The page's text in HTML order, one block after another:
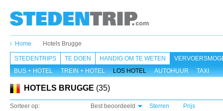
Home Hotels Brugge
STEDENTRIPS TE DOEN HANDIG OM TE WETEN
BUS + HOTEL
TREIN + HOTEL LOS HOTEL AUTOHUUR TAXI
HOTELS BRUGGE (35)
Sorteer op: Best beoordeeld Sterren Prijs